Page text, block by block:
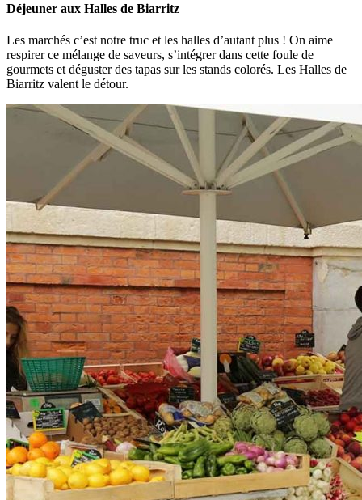
Déjeuner aux Halles de Biarritz
Les marchés c’est notre truc et les halles d’autant plus ! On aime
respirer ce mélange de saveurs, s’intégrer dans cette foule de
gourmets et déguster des tapas sur les stands colorés. Les Halles de
Biarritz valent le détour.